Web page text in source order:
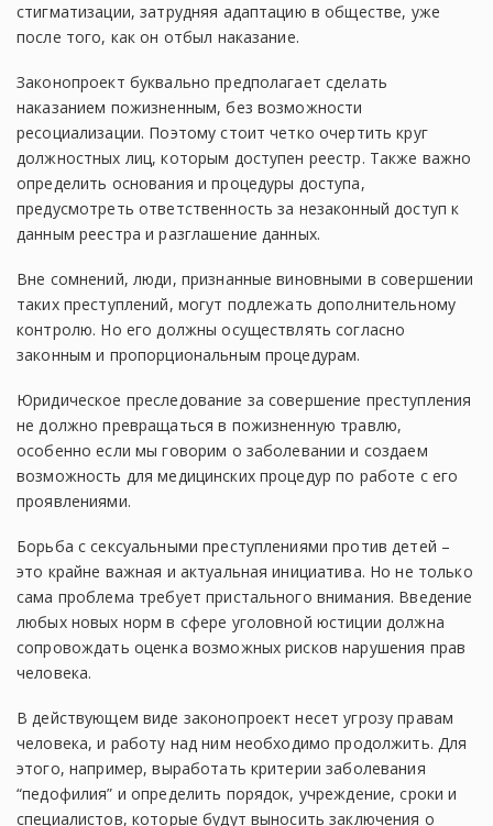
стигматизации, затрудняя адаптацию в обществе, уже
после того, как он отбыл наказание.
Законопроект буквально предполагает сделать
наказанием пожизненным, без возможности
ресоциализации. Поэтому стоит четко очертить круг
должностных лиц, которым доступен реестр. Также важно
определить основания и процедуры доступа,
предусмотреть ответственность за незаконный доступ к
данным реестра и разглашение данных.
Вне сомнений, люди, признанные виновными в совершении
таких преступлений, могут подлежать дополнительному
контролю. Но его должны осуществлять согласно
законным и пропорциональным процедурам.
Юридическое преследование за совершение преступления
не должно превращаться в пожизненную травлю,
особенно если мы говорим о заболевании и создаем
возможность для медицинских процедур по работе с его
проявлениями.
Борьба с сексуальными преступлениями против детей –
это крайне важная и актуальная инициатива. Но не только
сама проблема требует пристального внимания. Введение
любых новых норм в сфере уголовной юстиции должна
сопровождать оценка возможных рисков нарушения прав
человека.
В действующем виде законопроект несет угрозу правам
человека, и работу над ним необходимо продолжить. Для
этого, например, выработать критерии заболевания
“педофилия” и определить порядок, учреждение, сроки и
специалистов, которые будут выносить заключения о